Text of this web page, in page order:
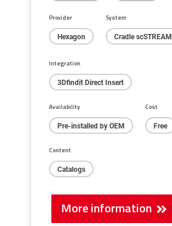
Provider
Hexagon
System
Cradle scSTREAM
Integration
3Dfindit Direct Insert
Availability
Pre-installed by OEM
Cost
Free
Content
Catalogs
More information